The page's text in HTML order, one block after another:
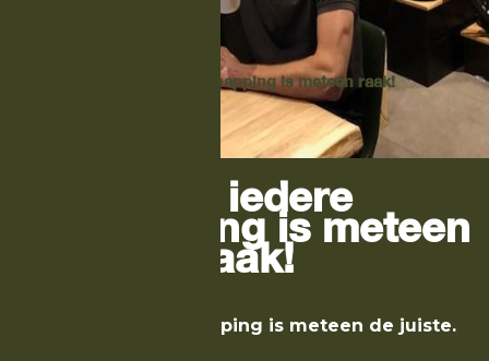
Niet iedere ontsnapping is meteen raak!
Niet iedere
ontsnapping is meteen
raak!
Niet iedere ontsnapping is meteen de juiste.